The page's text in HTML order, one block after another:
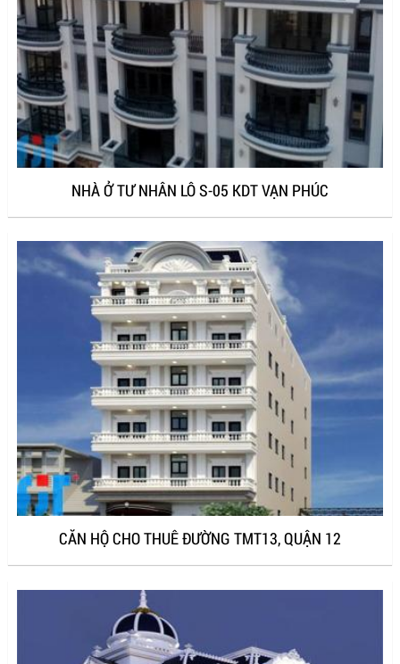
NHÀ Ở TƯ NHÂN LÔ S-05 KDT VẠN PHÚC
CĂN HỘ CHO THUÊ ĐƯỜNG TMT13, QUẬN 12